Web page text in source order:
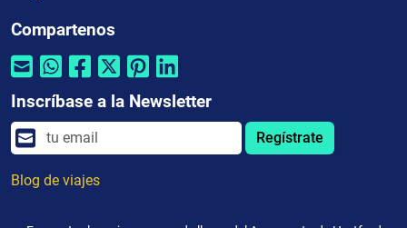
Compartenos
Inscríbase a la Newsletter
Regístrate
Blog de viajes